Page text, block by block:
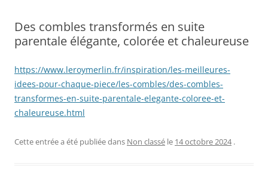
Des combles transformés en suite
parentale élégante, colorée et chaleureuse
https://www.leroymerlin.fr/inspiration/les-meilleures-
idees-pour-chaque-piece/les-combles/des-combles-
transformes-en-suite-parentale-elegante-coloree-et-
chaleureuse.html
Cette entrée a été publiée dans Non classé le 14 octobre 2024 .